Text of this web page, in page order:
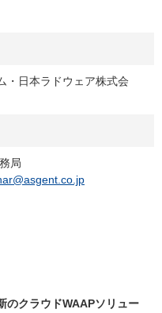
・日本ラドウェア株式会
局
のクラウドWAAPソリュー